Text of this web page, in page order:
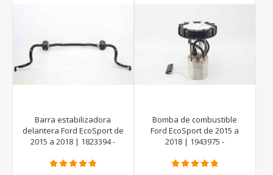
Barra estabilizadora
delantera Ford EcoSport de
2015 a 2018 | 1823394 -
Bomba de combustible
Ford EcoSport de 2015 a
2018 | 1943975 -